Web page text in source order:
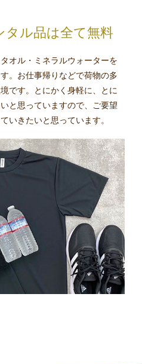
ル品は全て無料
オル・ミネラルウォーターを
。お仕事帰りなどで荷物の多
です。とにかく身軽に、とに
と思っていますので、ご要望
いきたいと思っています。